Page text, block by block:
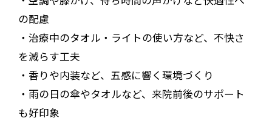
の配慮
・治療中のタオル・ライトの使い方など、不快さ
を減らす工夫
・香りや内装など、五感に響く環境づくり
・雨の日の傘やタオルなど、来院前後のサポート
も好印象